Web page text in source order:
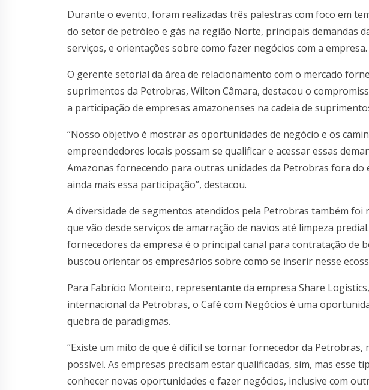
Durante o evento, foram realizadas três palestras com foco em
do setor de petróleo e gás na região Norte, principais demandas
serviços, e orientações sobre como fazer negócios com a empresa.
O gerente setorial da área de relacionamento com o mercado
suprimentos da Petrobras, Wilton Câmara, destacou o
a participação de empresas amazonenses na cadeia de
“Nosso objetivo é mostrar as oportunidades de negócio e os
empreendedores locais possam se qualificar e acessar essas
Amazonas fornecendo para outras unidades da Petrobras fora do
ainda mais essa participação”, destacou.
A diversidade de segmentos atendidos pela Petrobras também foi
que vão desde serviços de amarração de navios até limpeza
fornecedores da empresa é o principal canal para contratação de
buscou orientar os empresários sobre como se inserir nesse
Para Fabrício Monteiro, representante da empresa Share
internacional da Petrobras, o Café com Negócios é uma
quebra de paradigmas.
“Existe um mito de que é difícil se tornar fornecedor da Petrobras,
possível. As empresas precisam estar qualificadas, sim, mas esse
conhecer novas oportunidades e fazer negócios, inclusive com